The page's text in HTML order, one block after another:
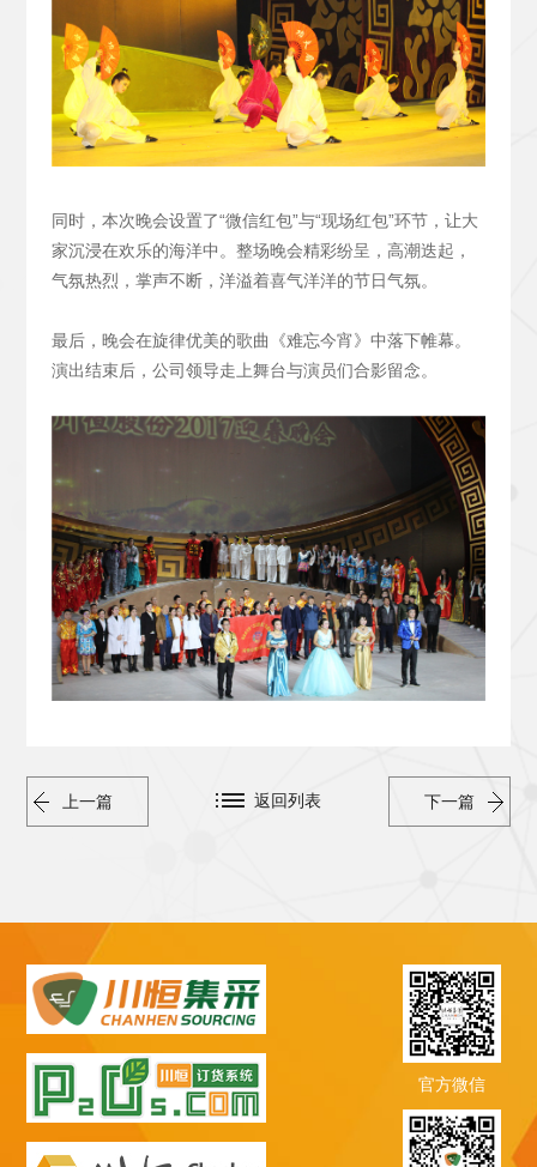
同时，本次晚会设置了“微信红包”与“现场红包”环节，让大
家沉浸在欢乐的海洋中。整场晚会精彩纷呈，高潮迭起，
气氛热烈，掌声不断，洋溢着喜气洋洋的节日气氛。
最后，晚会在旋律优美的歌曲《难忘今宵》中落下帷幕。
演出结束后，公司领导走上舞台与演员们合影留念。
上一篇 下一篇
返回列表
官方微信